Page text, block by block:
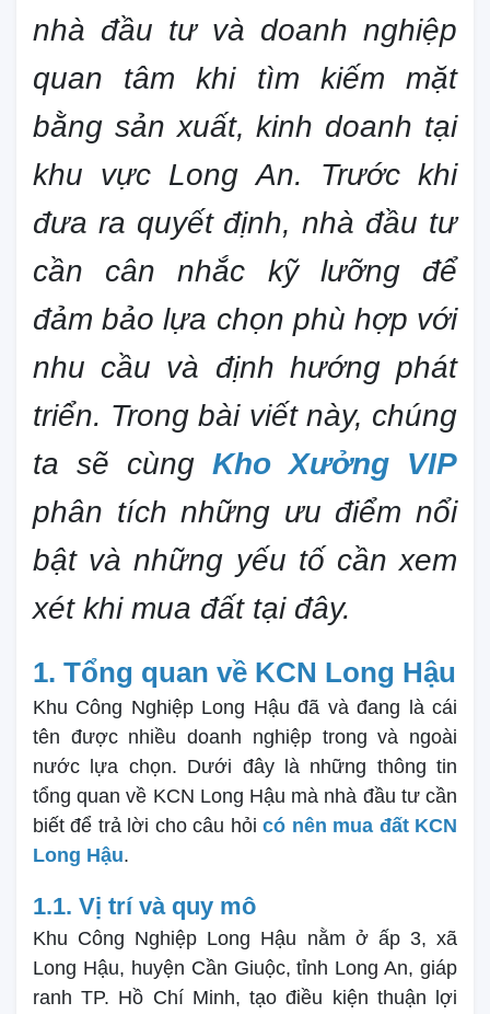
nhà đầu tư và doanh nghiệp
quan tâm khi tìm kiếm mặt
bằng sản xuất, kinh doanh tại
khu vực Long An. Trước khi
đưa ra quyết định, nhà đầu tư
cần cân nhắc kỹ lưỡng để
đảm bảo lựa chọn phù hợp với
nhu cầu và định hướng phát
triển. Trong bài viết này, chúng
ta sẽ cùng Kho Xưởng VIP
phân tích những ưu điểm nổi
bật và những yếu tố cần xem
xét khi mua đất tại đây.
1. Tổng quan về KCN Long Hậu
Khu Công Nghiệp Long Hậu đã và đang là cái
tên được nhiều doanh nghiệp trong và ngoài
nước lựa chọn. Dưới đây là những thông tin
tổng quan về KCN Long Hậu mà nhà đầu tư cần
biết để trả lời cho câu hỏicó nên mua đất KCN
Long Hậu.
1.1. Vị trí và quy mô
Khu Công Nghiệp Long Hậu nằm ở ấp 3, xã
Long Hậu, huyện Cần Giuộc, tỉnh Long An, giáp
ranh TP. Hồ Chí Minh, tạo điều kiện thuận lợi